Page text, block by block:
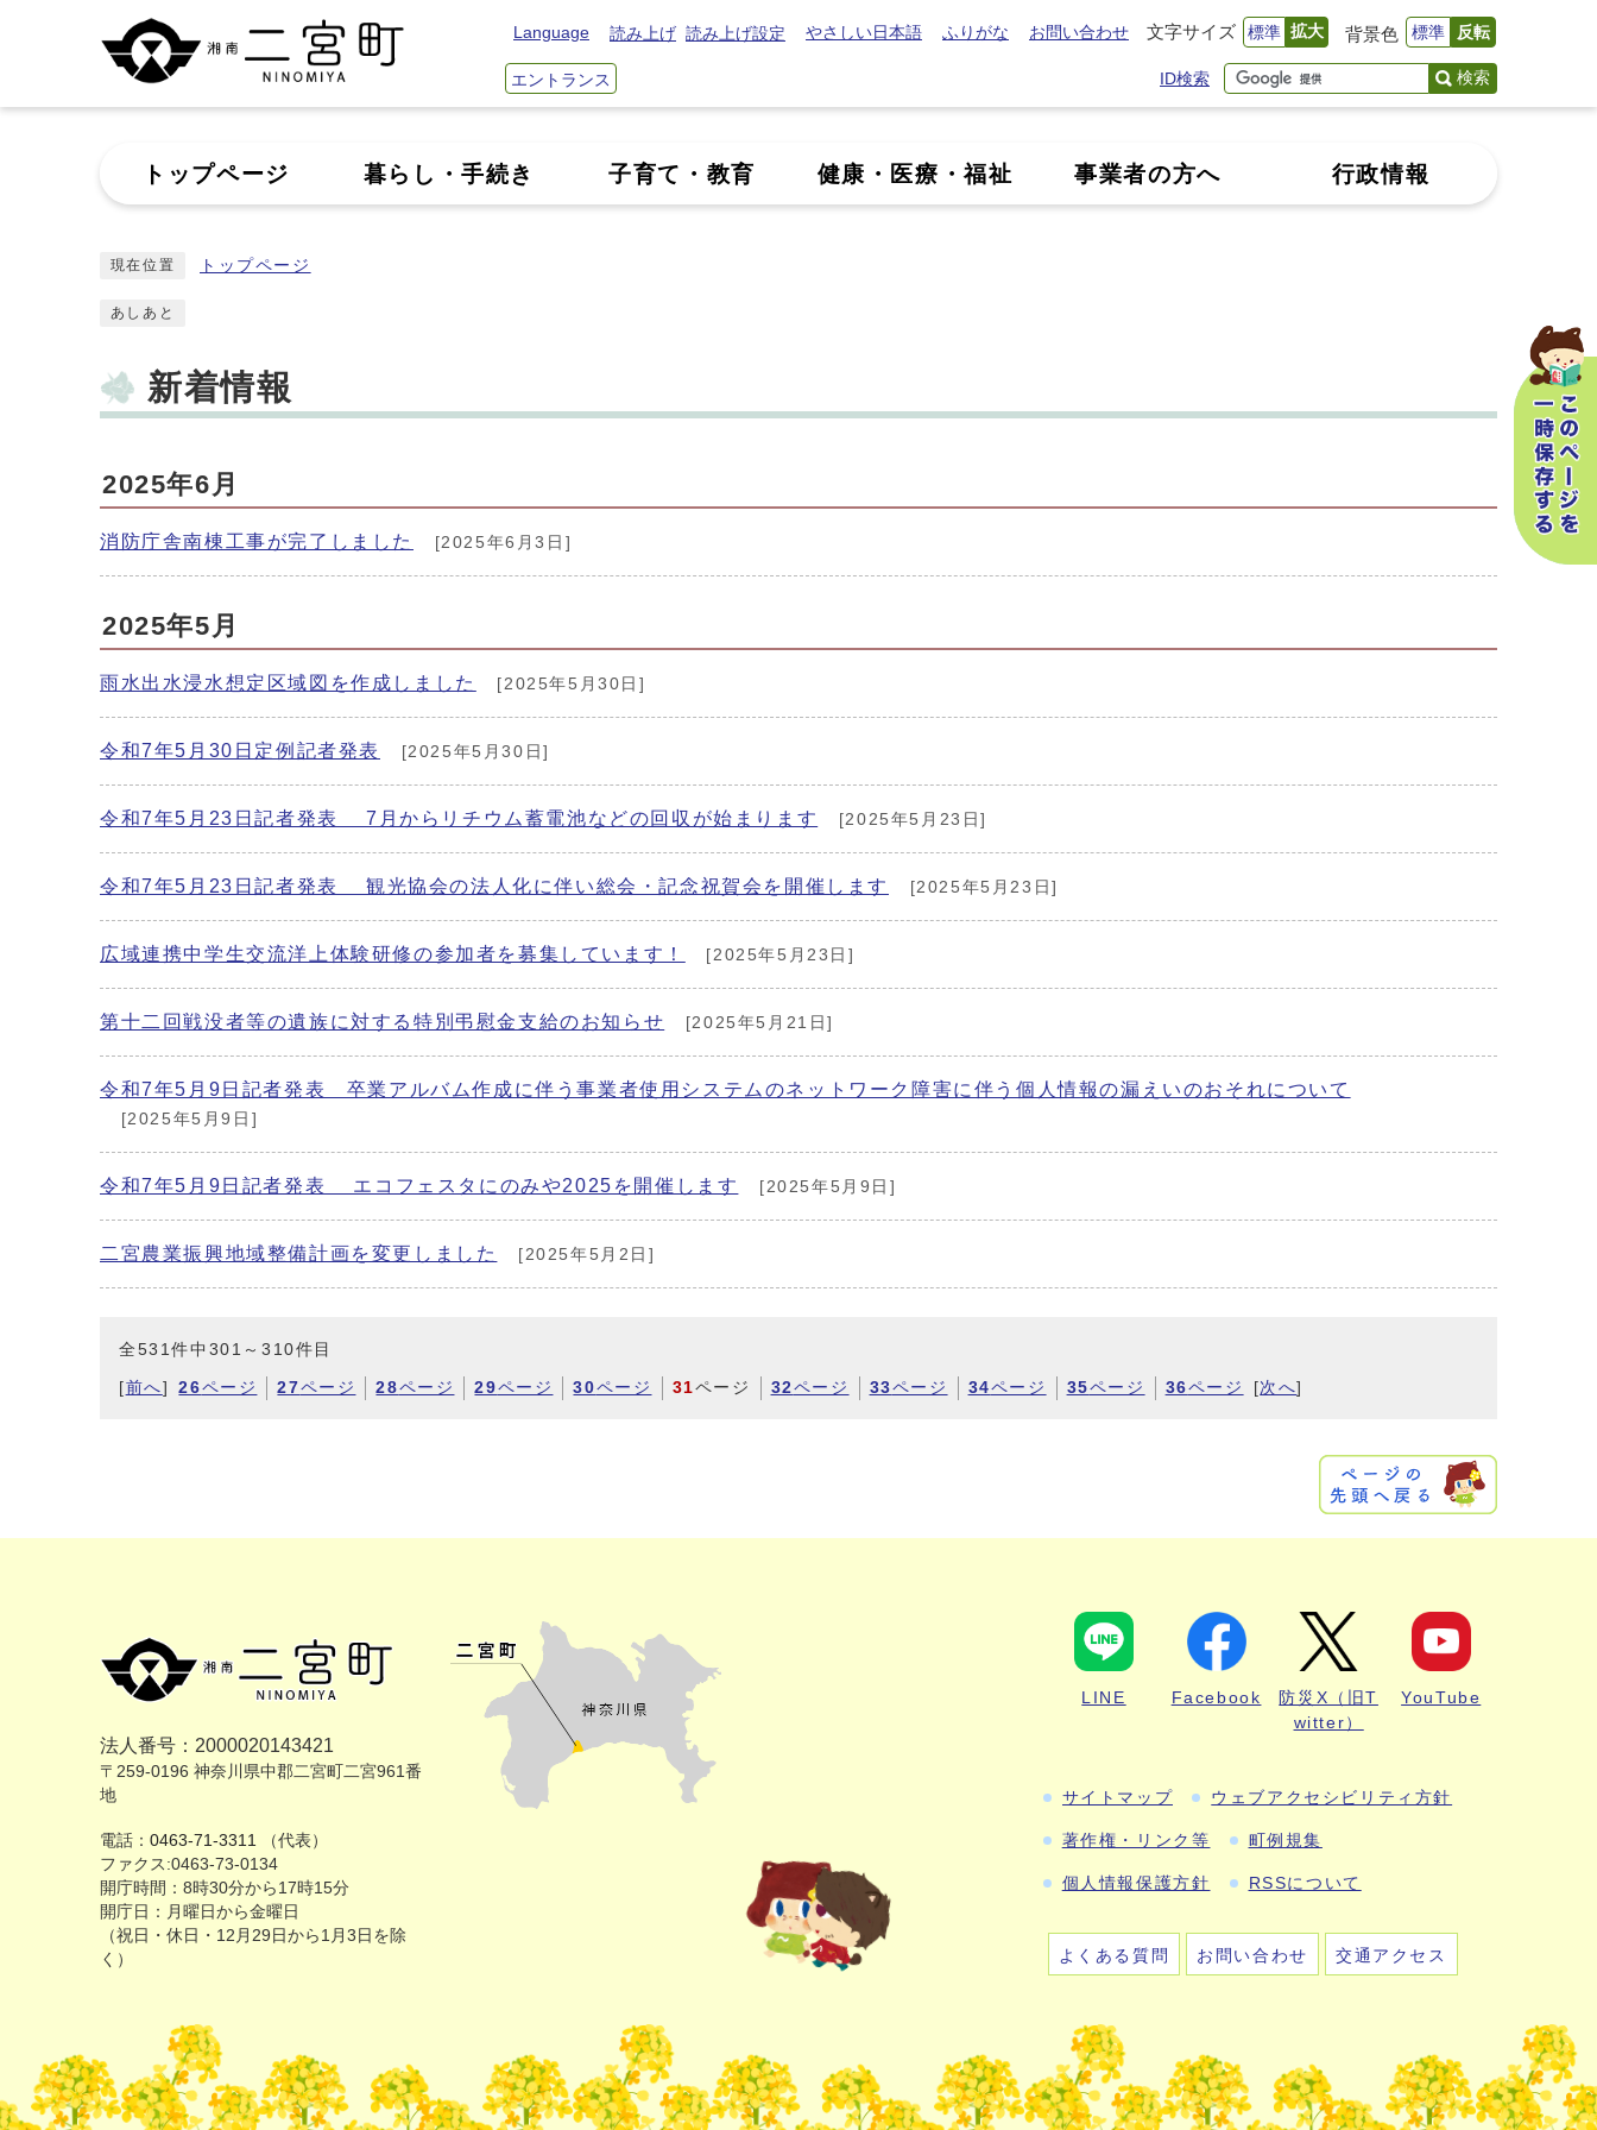
Language 読み上げ 読み上げ設定 やさしい日本語 ふりがな お問い合わせ 文字サイズ 標準 拡大 背景色 標準 反転
エントランス ID検索 検索
トップページ 暮らし・手続き 子育て・教育 健康・医療・福祉 事業者の方へ 行政情報
現在位置 トップページ
あしあと
新着情報
2025年6月
消防庁舎南棟工事が完了しました [2025年6月3日]
2025年5月
雨水出水浸水想定区域図を作成しました [2025年5月30日]
令和7年5月30日定例記者発表 [2025年5月30日]
令和7年5月23日記者発表 7月からリチウム蓄電池などの回収が始まります [2025年5月23日]
令和7年5月23日記者発表 観光協会の法人化に伴い総会・記念祝賀会を開催します [2025年5月23日]
広域連携中学生交流洋上体験研修の参加者を募集しています！ [2025年5月23日]
第十二回戦没者等の遺族に対する特別弔慰金支給のお知らせ [2025年5月21日]
令和7年5月9日記者発表 卒業アルバム作成に伴う事業者使用システムのネットワーク障害に伴う個人情報の漏えいのおそれについて
[2025年5月9日]
令和7年5月9日記者発表 エコフェスタにのみや2025を開催します [2025年5月9日]
二宮農業振興地域整備計画を変更しました [2025年5月2日]
全531件中301～310件目
[前へ] 26ページ 27ページ 28ページ 29ページ 30ページ 31ページ 32ページ 33ページ 34ページ 35ページ 36ページ [次へ]
法人番号：2000020143421
〒259-0196 神奈川県中郡二宮町二宮961番
地
電話： 0463-71-3311
（代表）
ファクス:0463-73-0134
開庁時間：8時30分から17時15分
開庁日：月曜日から金曜日
（祝日・休日・12月29日から1月3日を除
く）
LINE Facebook
防災X（旧T
witter）
YouTube
サイトマップ ウェブアクセシビリティ方針
著作権・リンク等 町例規集
個人情報保護方針 RSSについて
よくある質問 お問い合わせ 交通アクセス